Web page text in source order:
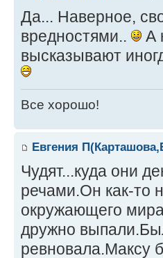
Да... Наверное,
вредностями..
А
высказывают
Все хорошо!
Евгения
Чудят...куда они
речами.Он как-то
окружающего
дружно
ревновала.Максу